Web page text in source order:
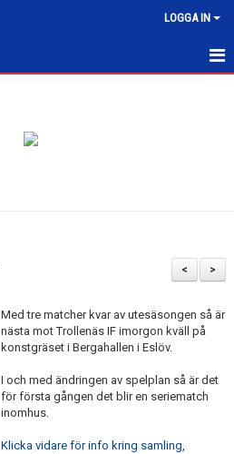
LOGGA IN
>
<
Med tre matcher kvar av utesäsongen så är
nästa mot Trollenäs IF imorgon kväll på
konstgräset i Bergahallen i Eslöv.
I och med ändringen av spelplan så är det
för första gången det blir en seriematch
inomhus.
Klicka vidare för info kring samling,